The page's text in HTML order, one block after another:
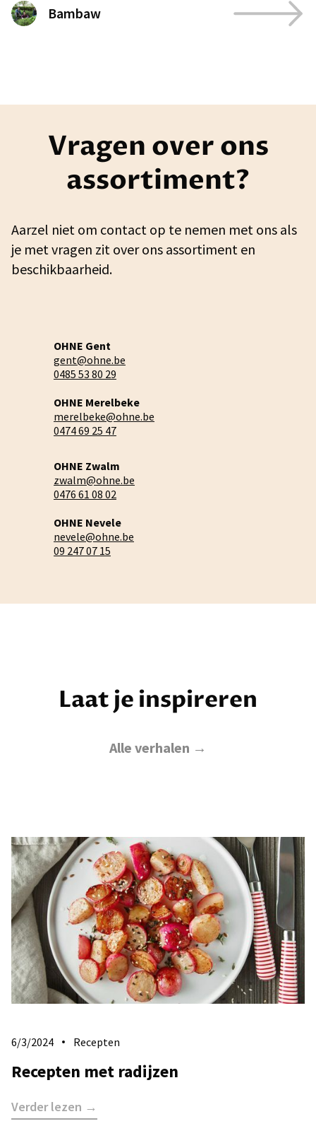
Bambaw
Vragen over ons
assortiment?
Aarzel niet om contact op te nemen met ons als
je met vragen zit over ons assortiment en
beschikbaarheid.
OHNE Gent
gent@ohne.be
0485 53 80 29
OHNE Merelbeke
merelbeke@ohne.be
0474 69 25 47
OHNE Zwalm
zwalm@ohne.be
0476 61 08 02
OHNE Nevele
nevele@ohne.be
09 247 07 15
Laat je inspireren
Alle verhalen →
6/3/2024 Recepten
Recepten met radijzen
Verder lezen →